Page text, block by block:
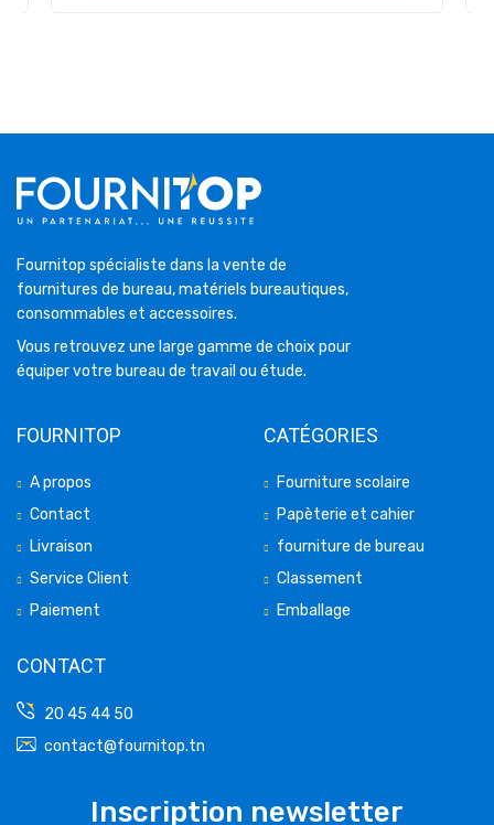
Fournitop spécialiste dans la vente de
fournitures de bureau, matériels bureautiques,
consommables et accessoires.
Vous retrouvez une large gamme de choix pour
équiper votre bureau de travail ou étude.
FOURNITOP
A propos
Contact
Livraison
Service Client
Paiement
CATÉGORIES
Fourniture scolaire
Papèterie et cahier
fourniture de bureau
Classement
Emballage
CONTACT
20 45 44 50
contact@fournitop.tn
Inscription newsletter